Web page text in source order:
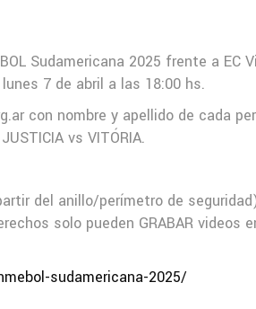
Sudamericana 2025 frente a
7 de abril a las 18:00 hs.
con nombre y apellido de cada
vs VITÓRIA.
del anillo/perímetro de
solo pueden GRABAR
sudamericana-2025/